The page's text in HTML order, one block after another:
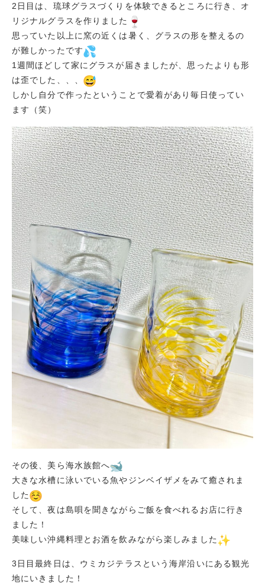
2日目は、琉球グラスづくりを体験できるところに行き、オ
リジナルグラスを作りました
思っていた以上に窯の近くは暑く、グラスの形を整えるの
が難しかったです
1週間ほどして家にグラスが届きましたが、思ったよりも形
は歪でした、、、
しかし自分で作ったということで愛着があり毎日使ってい
ます（笑）
その後、美ら海水族館へ
大きな水槽に泳いでいる魚やジンベイザメをみて癒されま
した
そして、夜は島唄を聞きながらご飯を食べれるお店に行き
ました！
美味しい沖縄料理とお酒を飲みながら楽しみました
3日目最終日は、ウミカジテラスという海岸沿いにある観光
地にいきました！